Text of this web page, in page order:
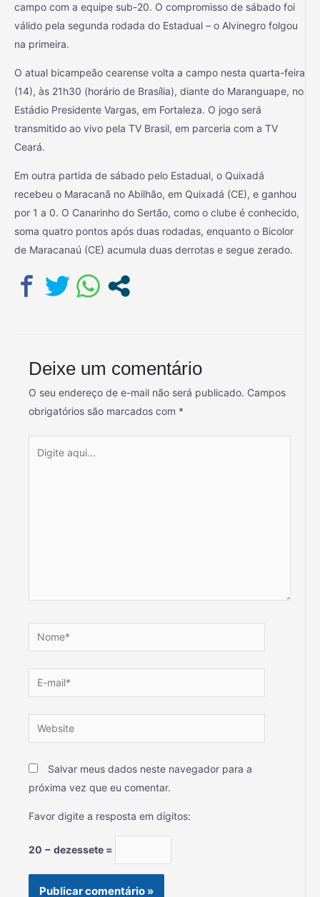
campo com a equipe sub-20. O compromisso de sábado foi
válido pela segunda rodada do Estadual – o Alvinegro folgou
na primeira.
O atual bicampeão cearense volta a campo nesta quarta-feira
(14), às 21h30 (horário de Brasília), diante do Maranguape, no
Estádio Presidente Vargas, em Fortaleza. O jogo será
transmitido ao vivo pela TV Brasil, em parceria com a TV
Ceará.
Em outra partida de sábado pelo Estadual, o Quixadá
recebeu o Maracanã no Abilhão, em Quixadá (CE), e ganhou
por 1 a 0. O Canarinho do Sertão, como o clube é conhecido,
soma quatro pontos após duas rodadas, enquanto o Bicolor
de Maracanaú (CE) acumula duas derrotas e segue zerado.
Deixe um comentário
O seu endereço de e-mail não será publicado. Campos
obrigatórios são marcados com *
Salvar meus dados neste navegador para a
próxima vez que eu comentar.
Favor digite a resposta em dígitos:
20 − dezessete =